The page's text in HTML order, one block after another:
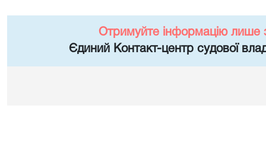
Отримуйте інформацію лише
Єдиний Контакт-центр судової